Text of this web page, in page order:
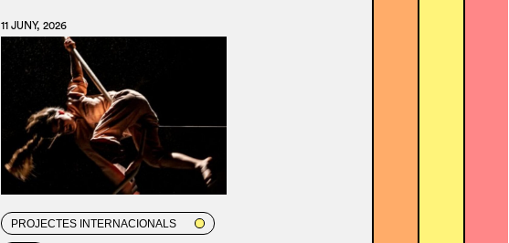
11 JUNY, 2026
PROJECTES INTERNACIONALS